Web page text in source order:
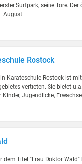
Surfpark, seine Tore. Der
August.
Rostock
Karateschule Rostock ist
vertreten. Sie bietet
Jugendliche,
dem Titel "Frau Doktor Wald"